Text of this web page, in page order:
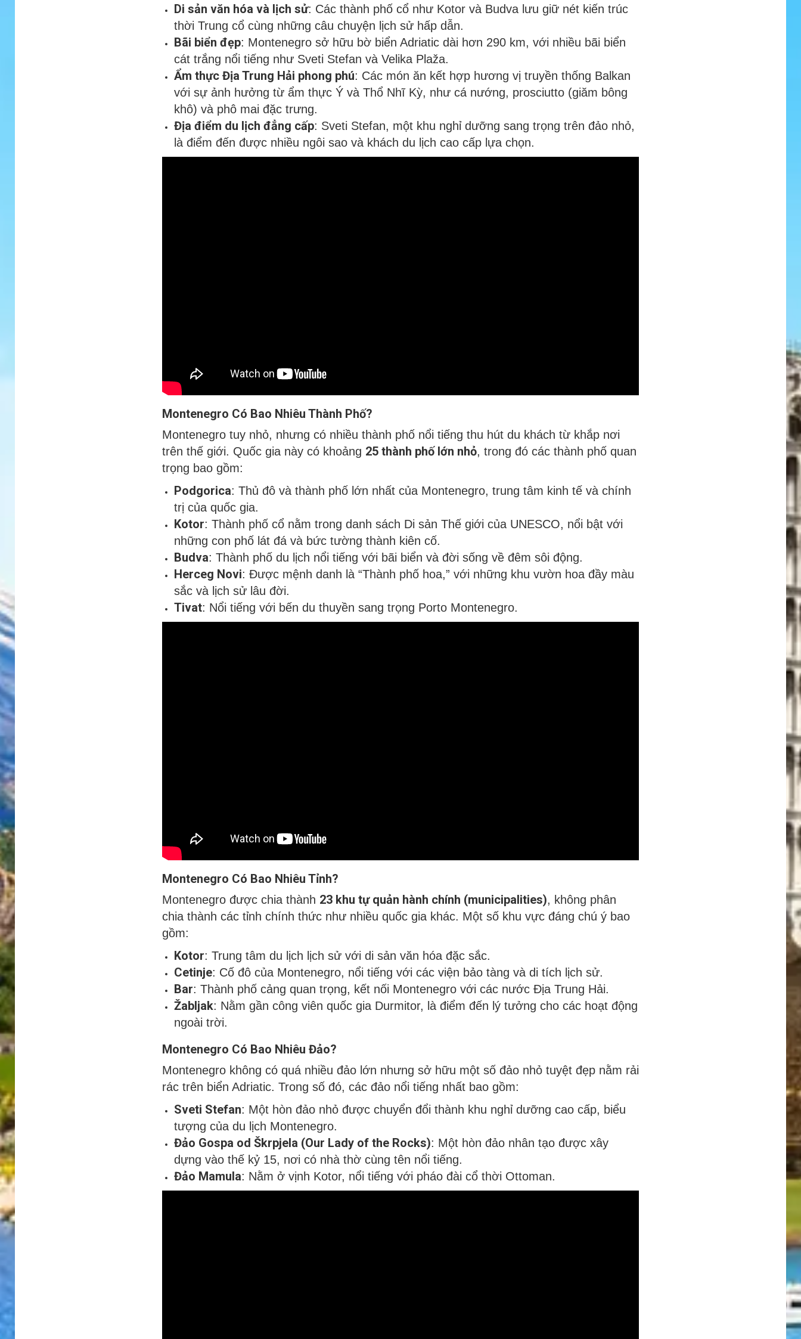
Di sản văn hóa và lịch sử: Các thành phố cổ như Kotor và Budva lưu giữ nét kiến trúc
thời Trung cổ cùng những câu chuyện lịch sử hấp dẫn.
Bãi biển đẹp: Montenegro sở hữu bờ biển Adriatic dài hơn 290 km, với nhiều bãi biển
cát trắng nổi tiếng như Sveti Stefan và Velika Plaža.
Ẩm thực Địa Trung Hải phong phú: Các món ăn kết hợp hương vị truyền thống Balkan
với sự ảnh hưởng từ ẩm thực Ý và Thổ Nhĩ Kỳ, như cá nướng, prosciutto (giăm bông
khô) và phô mai đặc trưng.
Địa điểm du lịch đẳng cấp: Sveti Stefan, một khu nghỉ dưỡng sang trọng trên đảo nhỏ,
là điểm đến được nhiều ngôi sao và khách du lịch cao cấp lựa chọn.
Montenegro Có Bao Nhiêu Thành Phố?
Montenegro tuy nhỏ, nhưng có nhiều thành phố nổi tiếng thu hút du khách từ khắp nơi
trên thế giới. Quốc gia này có khoảng 25 thành phố lớn nhỏ, trong đó các thành phố quan
trọng bao gồm:
Podgorica: Thủ đô và thành phố lớn nhất của Montenegro, trung tâm kinh tế và chính
trị của quốc gia.
Kotor: Thành phố cổ nằm trong danh sách Di sản Thế giới của UNESCO, nổi bật với
những con phố lát đá và bức tường thành kiên cố.
Budva: Thành phố du lịch nổi tiếng với bãi biển và đời sống về đêm sôi động.
Herceg Novi: Được mệnh danh là “Thành phố hoa,” với những khu vườn hoa đầy màu
sắc và lịch sử lâu đời.
Tivat: Nổi tiếng với bến du thuyền sang trọng Porto Montenegro.
Montenegro Có Bao Nhiêu Tỉnh?
Montenegro được chia thành 23 khu tự quản hành chính (municipalities), không phân
chia thành các tỉnh chính thức như nhiều quốc gia khác. Một số khu vực đáng chú ý bao
gồm:
Kotor: Trung tâm du lịch lịch sử với di sản văn hóa đặc sắc.
Cetinje: Cố đô của Montenegro, nổi tiếng với các viện bảo tàng và di tích lịch sử.
Bar: Thành phố cảng quan trọng, kết nối Montenegro với các nước Địa Trung Hải.
Žabljak: Nằm gần công viên quốc gia Durmitor, là điểm đến lý tưởng cho các hoạt động
ngoài trời.
Montenegro Có Bao Nhiêu Đảo?
Montenegro không có quá nhiều đảo lớn nhưng sở hữu một số đảo nhỏ tuyệt đẹp nằm rải
rác trên biển Adriatic. Trong số đó, các đảo nổi tiếng nhất bao gồm:
Sveti Stefan: Một hòn đảo nhỏ được chuyển đổi thành khu nghỉ dưỡng cao cấp, biểu
tượng của du lịch Montenegro.
Đảo Gospa od Škrpjela (Our Lady of the Rocks): Một hòn đảo nhân tạo được xây
dựng vào thế kỷ 15, nơi có nhà thờ cùng tên nổi tiếng.
Đảo Mamula: Nằm ở vịnh Kotor, nổi tiếng với pháo đài cổ thời Ottoman.